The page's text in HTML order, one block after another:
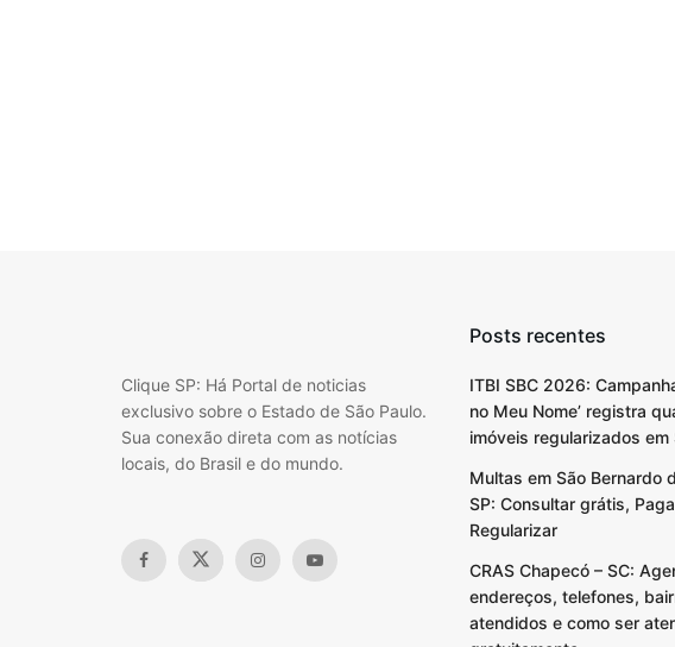
Clique SP: Há Portal de noticias
exclusivo sobre o Estado de São Paulo.
Sua conexão direta com as notícias
locais, do Brasil e do mundo.
Posts recentes
ITBI SBC 2026:
no Meu Nome’ registra
imóveis regularizados em
Multas em São Bernardo
SP: Consultar grátis,
Regularizar
CRAS Chapecó – SC:
endereços, telefones,
atendidos e como ser